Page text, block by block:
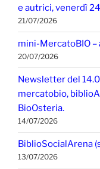
e autrici, venerdì
21/07/2026
mini-MercatoBIO
20/07/2026
Newsletter del
mercatobio,
BioOsteria.
14/07/2026
BiblioSocialArena
13/07/2026